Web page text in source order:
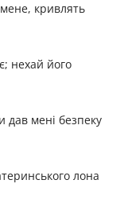
кривлять
нехай його
дав мені безпеку
лона